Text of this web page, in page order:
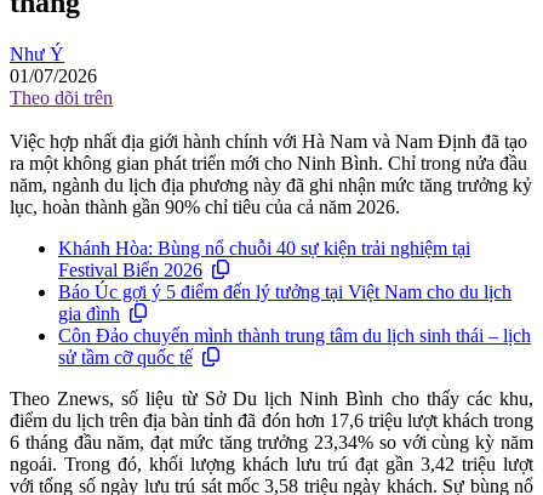
Như Ý
01/07/2026
Theo dõi trên
Việc hợp nhất địa giới hành chính với Hà Nam và Nam Định đã tạo
ra một không gian phát triển mới cho Ninh Bình. Chỉ trong nửa đầu
năm, ngành du lịch địa phương này đã ghi nhận mức tăng trưởng kỷ
lục, hoàn thành gần 90% chỉ tiêu của cả năm 2026.
Khánh Hòa: Bùng nổ chuỗi 40 sự kiện trải nghiệm tại
Festival Biển 2026
Báo Úc gợi ý 5 điểm đến lý tưởng tại Việt Nam cho du lịch
gia đình
Côn Đảo chuyển mình thành trung tâm du lịch sinh thái – lịch
sử tầm cỡ quốc tế
Theo Znews, số liệu từ Sở Du lịch Ninh Bình cho thấy các khu,
điểm du lịch trên địa bàn tỉnh đã đón hơn 17,6 triệu lượt khách trong
6 tháng đầu năm, đạt mức tăng trưởng 23,34% so với cùng kỳ năm
ngoái. Trong đó, khối lượng khách lưu trú đạt gần 3,42 triệu lượt
với tổng số ngày lưu trú sát mốc 3,58 triệu ngày khách. Sự bùng nổ